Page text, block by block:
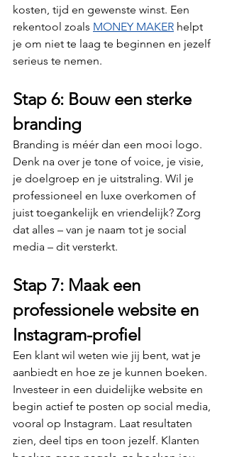
kosten, tijd en gewenste winst. Een
rekentool zoals MONEY MAKER helpt
je om niet te laag te beginnen en jezelf
serieus te nemen.
Stap 6: Bouw een sterke
branding
Branding is méér dan een mooi logo.
Denk na over je tone of voice, je visie,
je doelgroep en je uitstraling. Wil je
professioneel en luxe overkomen of
juist toegankelijk en vriendelijk? Zorg
dat alles – van je naam tot je social
media – dit versterkt.
Stap 7: Maak een
professionele website en
Instagram-profiel
Een klant wil weten wie jij bent, wat je
aanbiedt en hoe ze je kunnen boeken.
Investeer in een duidelijke website en
begin actief te posten op social media,
vooral op Instagram. Laat resultaten
zien, deel tips en toon jezelf. Klanten